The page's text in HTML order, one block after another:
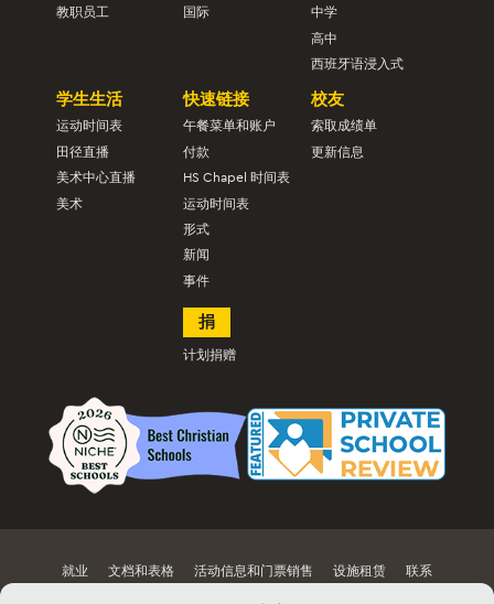
教职员工
国际
中学
高中
西班牙语浸入式
学生生活
运动时间表
田径直播
美术中心直播
美术
快速链接
午餐菜单和账户
付款
HS Chapel 时间表
运动时间表
形式
新闻
事件
校友
索取成绩单
更新信息
捐
计划捐赠
就业 文档和表格 活动信息和门票销售 设施租赁 联系